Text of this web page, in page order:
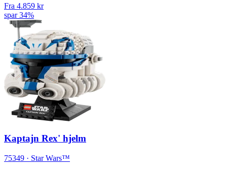
Fra 4.859 kr
spar 34%
Kaptajn Rex' hjelm
75349 · Star Wars™